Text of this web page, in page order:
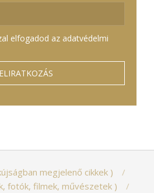
elfogadod az adatvédelmi
megjelenő cikkek
fotók, filmek, művészetek